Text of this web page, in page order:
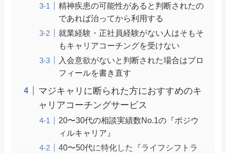
精神疾患の可能性があると判断されたの
であれば治ってから利用する
就業経験・正社員経験がない人はそもそ
もキャリアコーチングを受けない
入会意欲がないと判断された場合はプロ
フィールを書き直す
マジキャリに断られた方におすすめのキ
ャリアコーチングサービス
20〜30代の相談実績数No.1の『ポジウ
ィルキャリア』
40〜50代に特化した『ライフシフトラ